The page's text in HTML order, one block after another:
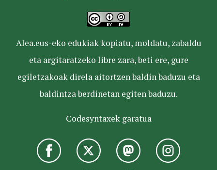
Alea.eus-eko edukiak kopiatu, moldatu, zabaldu
eta argitaratzeko libre zara, beti ere, gure
egiletzakoak direla aitortzen baldin baduzu eta
baldintza berdinetan egiten baduzu.
Codesyntaxek garatua